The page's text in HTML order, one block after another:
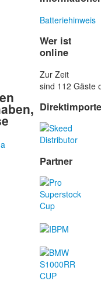
Batteriehinweis
Wer ist
online
Zur Zeit
sind 112 Gäste
Partner